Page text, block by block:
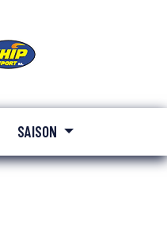
SAISON